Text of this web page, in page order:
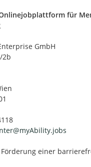
für
GmbH
2b
Förderung einer